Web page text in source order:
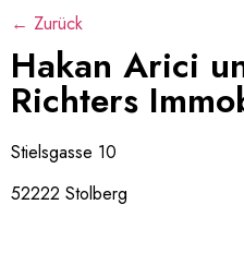
← Zurück
Hakan Arici
Richters
Stielsgasse 10
52222 Stolberg